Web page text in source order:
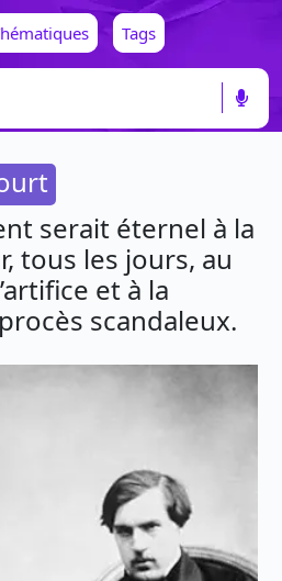
Tags
serait éternel à la
tous les jours, au
et à la
scandaleux.